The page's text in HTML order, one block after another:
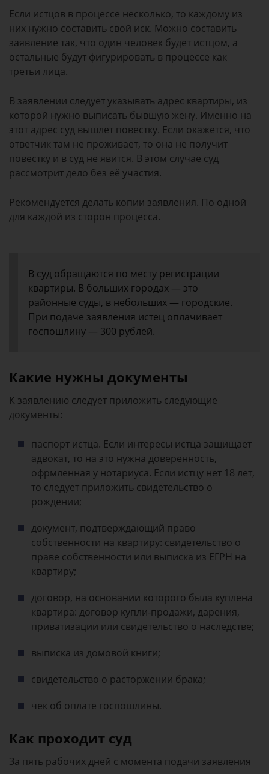
Если истцов в процессе несколько, то каждому из
них нужно составить свой иск. Можно составить
заявление так, что один человек будет истцом, а
остальные будут фигурировать в процессе как
третьи лица.
В заявлении следует указывать адрес квартиры, из
которой нужно выписать бывшую жену. Именно на
этот адрес суд вышлет повестку. Если окажется, что
ответчик там не проживает, то она не получит
повестку и в суд не явится. В этом случае суд
рассмотрит дело без её участия.
Рекомендуется делать копии заявления. По одной
для каждой из сторон процесса.
В суд обращаются по месту регистрации
квартиры. В больших городах — это
районные суды, в небольших — городские.
При подаче заявления истец оплачивает
госпошлину — 300 рублей.
Какие нужны документы
К заявлению следует приложить следующие
документы:
паспорт истца. Если интересы истца защищает
адвокат, то на это нужна доверенность,
офрмленная у нотариуса. Если истцу нет 18 лет,
то следует приложить свидетельство о
рождении;
документ, подтверждающий право
собственности на квартиру: свидетельство о
праве собственности или выписка из ЕГРН на
квартиру;
договор, на основании которого была куплена
квартира: договор купли-продажи, дарения,
приватизации или свидетельство о наследстве;
выписка из домовой книги;
свидетельство о расторжении брака;
чек об оплате госпошлины.
Как проходит суд
За пять рабочих дней с момента подачи заявления